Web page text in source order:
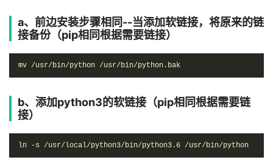
a、前边安装步骤相同--当添加软链接，将原来的链
接备份（pip相同根据需要链接）
mv /usr/bin/python /usr/bin/python.bak
b、添加python3的软链接（pip相同根据需要链
接）
ln -s /usr/local/python3/bin/python3.6 /usr/bin/python